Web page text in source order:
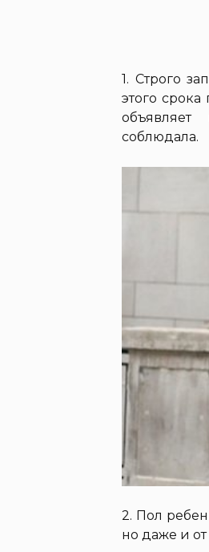
1. Строго
этого
соблюдала.
2. Пол
но даже и